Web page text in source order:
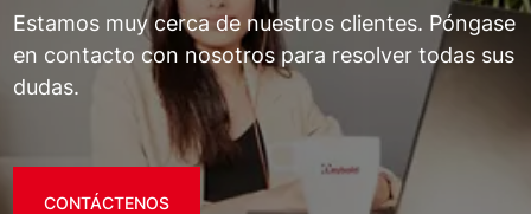
Estamos muy cerca de nuestros clientes. Póngase
en contacto con nosotros para resolver todas sus
dudas.
CONTÁCTENOS